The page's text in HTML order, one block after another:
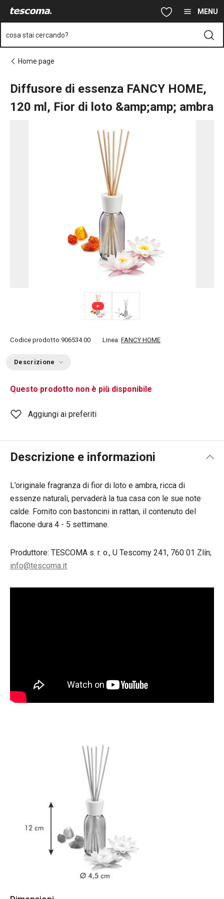
Vai al contenuto principale MENU
cosa stai cercando?
Home page
Diffusore di essenza FANCY HOME,
120 ml, Fior di loto &amp;amp; ambra
Codice prodotto 906534.00 Linea: FANCY HOME
Descrizione
Questo prodotto non è più disponibile
Aggiungi ai preferiti
Descrizione e informazioni
L’originale fragranza di fior di loto e ambra, ricca di
essenze naturali, pervaderà la tua casa con le sue note
calde. Fornito con bastoncini in rattan, il contenuto del
flacone dura 4 - 5 settimane.
Produttore: TESCOMA s. r. o., U Tescomy 241, 760 01 Zlín;
info@tescoma.it